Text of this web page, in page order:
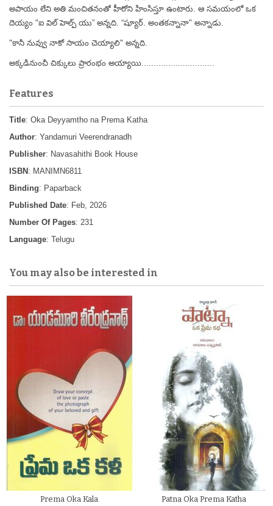
అపాయం లేని అతి మంచితనంతో హీరోని హింసిస్తూ ఉంటారు. ఆ సమయంలో ఒక
దెయ్యం "ఐ విల్ హెల్ప్ యు” అన్నది. “ష్యూర్. అంతకన్నానా" అన్నాడు.
"కానీ నువ్వు నాకో సాయం చెయ్యాలి" అన్నది.
అక్కడినుంచీ చిక్కులు ప్రారంభం అయ్యాయి..............................
Features
Title: Oka Deyyamtho na Prema Katha
Author: Yandamuri Veerendranadh
Publisher: Navasahithi Book House
ISBN : MANIMN6811
Binding: Paparback
Published Date: Feb, 2026
Number Of Pages: 231
Language: Telugu
You may also be interested in
Prema Oka Kala Patna Oka Prema Katha